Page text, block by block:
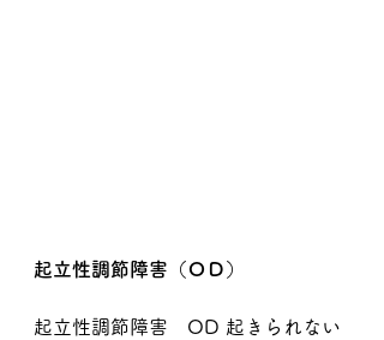
起立性調節障害（ＯＤ）
起立性調節障害　OD 起きられない